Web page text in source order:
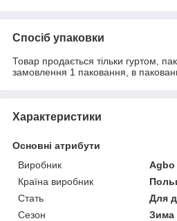
Спосіб упаковки
Товар продається тільки гуртом,
замовлення 1 паковання, в
Характеристики
Основні атрибути
Виробник
Agbo
Країна виробник
Стать
Для
Сезон
Зима